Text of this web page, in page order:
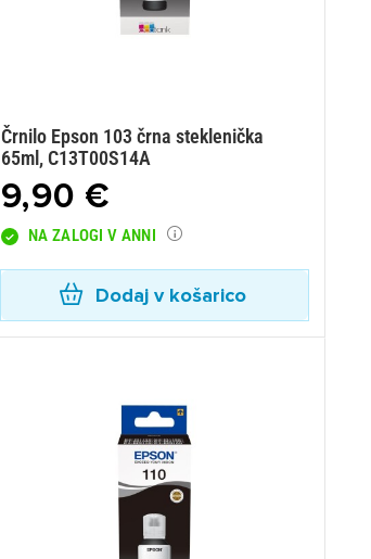
Črnilo Epson 103 črna steklenička
65ml, C13T00S14A
9,90 €
NA ZALOGI V ANNI
Dodaj v košarico